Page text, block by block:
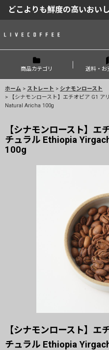
どこよりも鮮度の高いおい
商品カテゴリ 送料・お
ホーム > ストレート > シナモンロースト
>
【シナモンロースト】エチオピア G1
Natural Aricha 100g
【シナモンロースト】エ
チュラル Ethiopia
100g
【シナモンロースト】エ
チュラル Ethiopia